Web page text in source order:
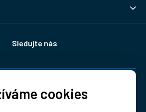
cookies
Sledujte nás